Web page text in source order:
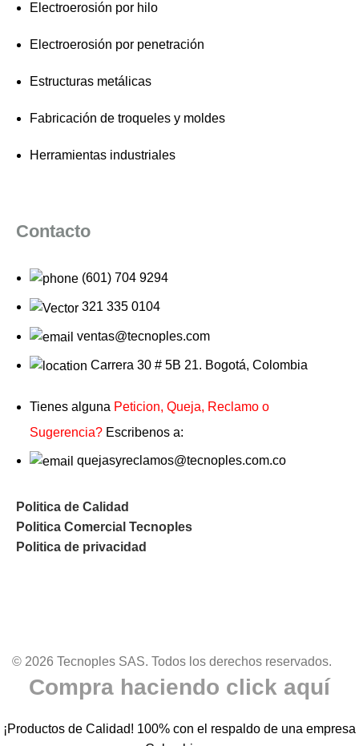
Electroerosión por hilo
Electroerosión por penetración
Estructuras metálicas
Fabricación de troqueles y moldes
Herramientas industriales
Contacto
(601) 704 9294
321 335 0104
ventas@tecnoples.com
Carrera 30 # 5B 21. Bogotá, Colombia
Tienes alguna Peticion, Queja, Reclamo o
Sugerencia? Escribenos a:
quejasyreclamos@tecnoples.com.co
Politica de Calidad
Politica Comercial Tecnoples
Politica de privacidad
© 2026 Tecnoples SAS. Todos los derechos reservados.
Compra haciendo click aquí
¡Productos de Calidad! 100% con el respaldo de una empresa